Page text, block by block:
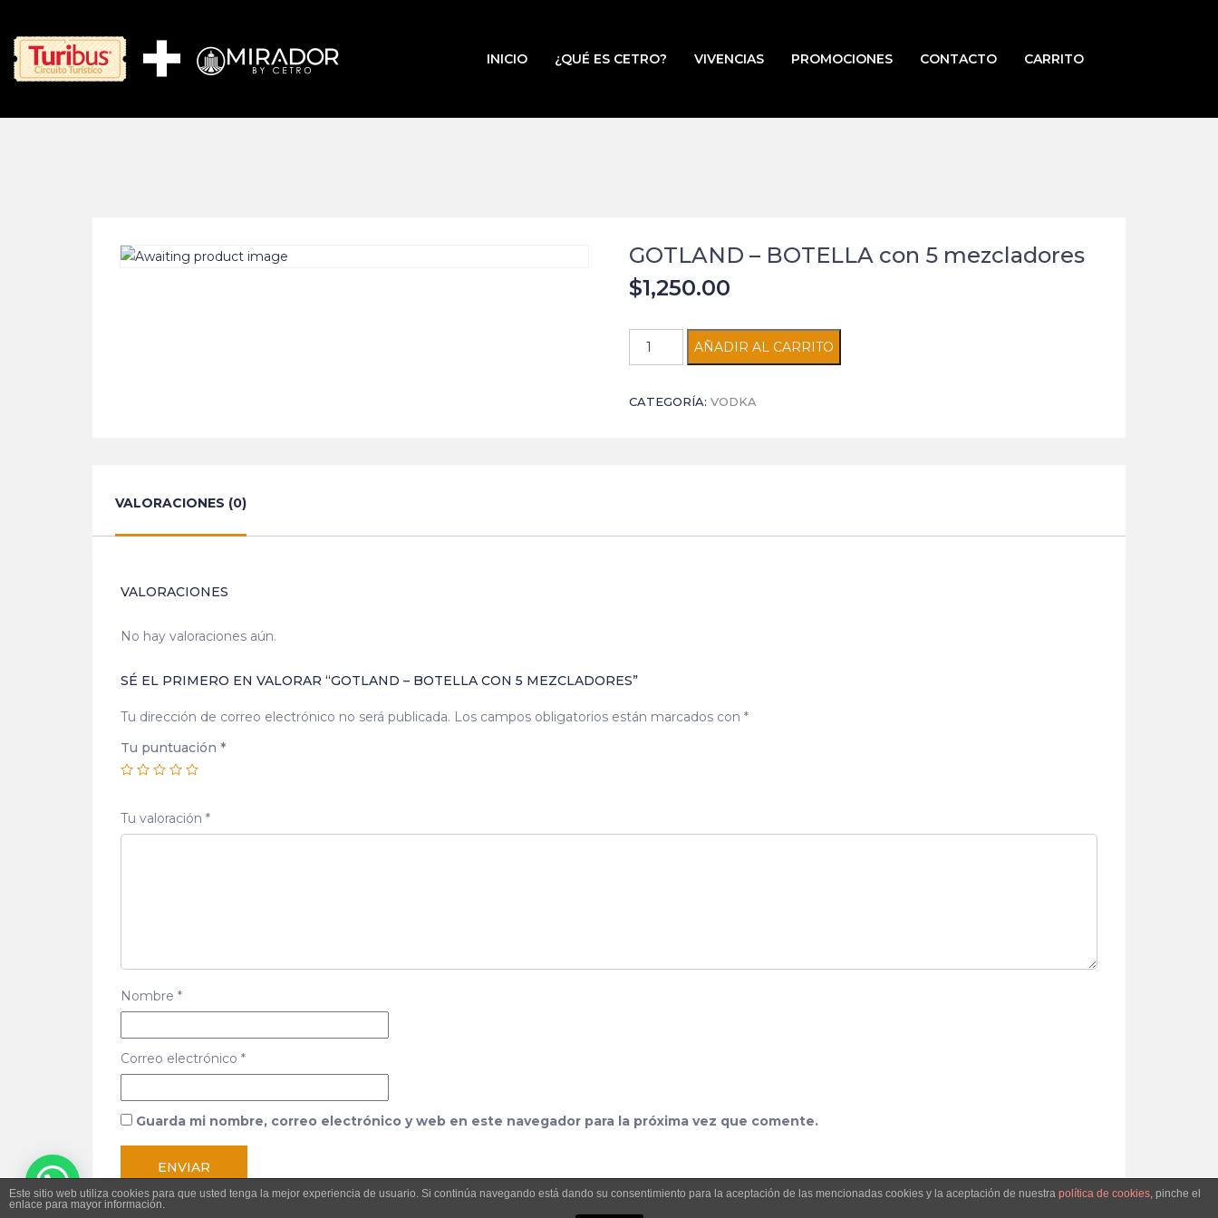
INICIO ¿QUÉ ES CETRO? VIVENCIAS PROMOCIONES CONTACTO CARRITO
GOTLAND – BOTELLA con 5 mezcladores
$1,250.00
GOTLAND
-
con
AÑADIR AL CARRITO
CATEGORÍA: VODKA
VALORACIONES (0)
VALORACIONES
No hay valoraciones aún.
SÉ EL PRIMERO EN VALORAR “GOTLAND – BOTELLA CON 5 MEZCLADORES”
Tu dirección de correo electrónico no será publicada. Los campos obligatorios están marcados con *
Tu puntuación *
Tu valoración *
Nombre *
Correo electrónico *
Guarda mi nombre, correo electrónico y web en este navegador para la próxima vez que comente.
Este sitio web utiliza cookies para que usted tenga la mejor experiencia de usuario. Si continúa navegando está dando su consentimiento para la aceptación de las mencionadas cookies y la aceptación de nuestra política de cookies, pinche el
enlace para mayor información.